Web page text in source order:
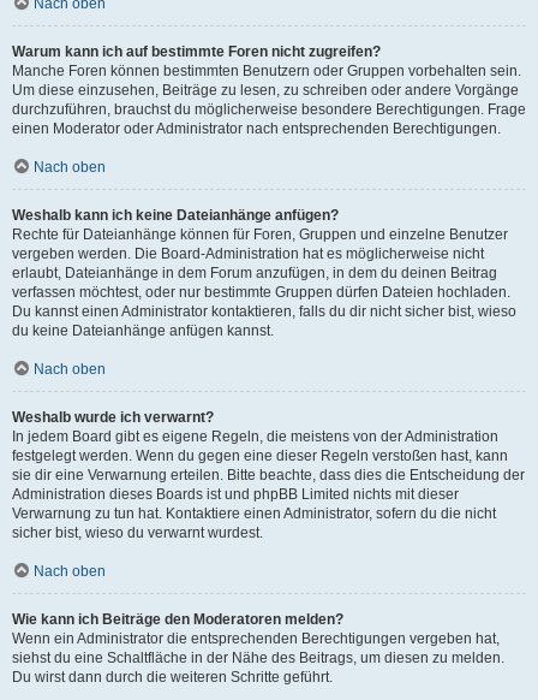
Nach oben
Warum kann ich auf bestimmte Foren nicht zugreifen?
Manche Foren können bestimmten Benutzern oder Gruppen vorbehalten sein.
Um diese einzusehen, Beiträge zu lesen, zu schreiben oder andere Vorgänge
durchzuführen, brauchst du möglicherweise besondere Berechtigungen. Frage
einen Moderator oder Administrator nach entsprechenden Berechtigungen.
Nach oben
Weshalb kann ich keine Dateianhänge anfügen?
Rechte für Dateianhänge können für Foren, Gruppen und einzelne Benutzer
vergeben werden. Die Board-Administration hat es möglicherweise nicht
erlaubt, Dateianhänge in dem Forum anzufügen, in dem du deinen Beitrag
verfassen möchtest, oder nur bestimmte Gruppen dürfen Dateien hochladen.
Du kannst einen Administrator kontaktieren, falls du dir nicht sicher bist, wieso
du keine Dateianhänge anfügen kannst.
Nach oben
Weshalb wurde ich verwarnt?
In jedem Board gibt es eigene Regeln, die meistens von der Administration
festgelegt werden. Wenn du gegen eine dieser Regeln verstoßen hast, kann
sie dir eine Verwarnung erteilen. Bitte beachte, dass dies die Entscheidung der
Administration dieses Boards ist und phpBB Limited nichts mit dieser
Verwarnung zu tun hat. Kontaktiere einen Administrator, sofern du die nicht
sicher bist, wieso du verwarnt wurdest.
Nach oben
Wie kann ich Beiträge den Moderatoren melden?
Wenn ein Administrator die entsprechenden Berechtigungen vergeben hat,
siehst du eine Schaltfläche in der Nähe des Beitrags, um diesen zu melden.
Du wirst dann durch die weiteren Schritte geführt.